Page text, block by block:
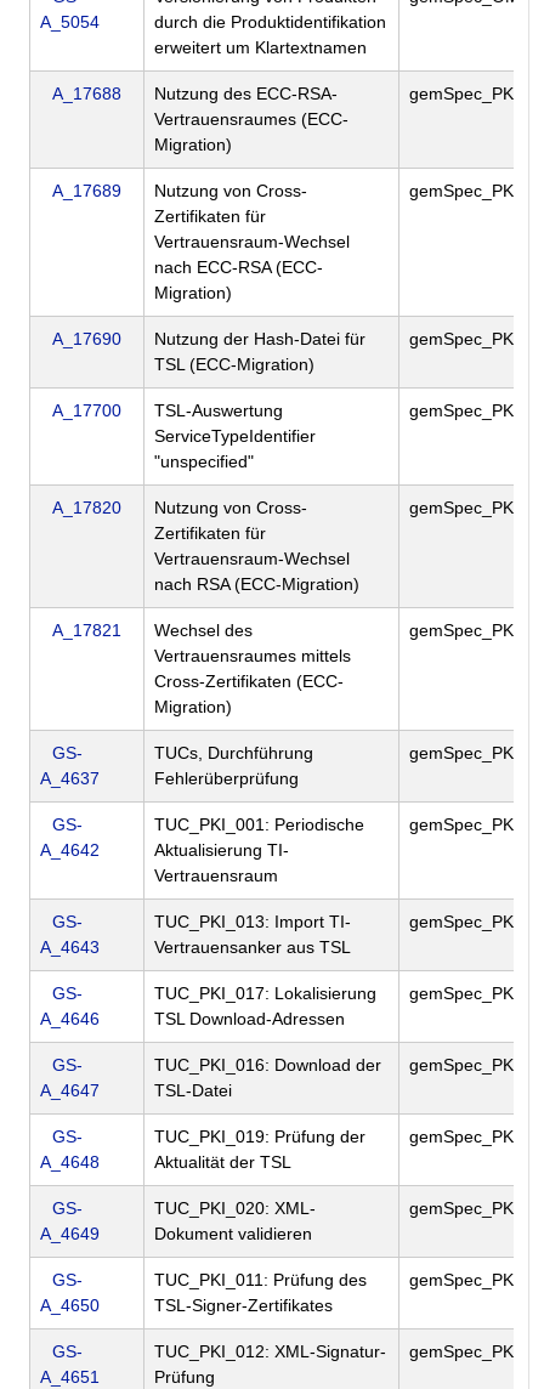
A_5054
durch die Produktidentifikation
erweitert um Klartextnamen
A_17688
Nutzung des ECC-RSA-
Vertrauensraumes (ECC-
Migration)
gemSpec_PKI
A_17689
Nutzung von Cross-
Zertifikaten für
Vertrauensraum-Wechsel
nach ECC-RSA (ECC-
Migration)
gemSpec_PKI
A_17690
Nutzung der Hash-Datei für
TSL (ECC-Migration)
gemSpec_PKI
A_17700
TSL-Auswertung
ServiceTypeIdentifier
"unspecified"
gemSpec_PKI
A_17820
Nutzung von Cross-
Zertifikaten für
Vertrauensraum-Wechsel
nach RSA (ECC-Migration)
gemSpec_PKI
A_17821
Wechsel des
Vertrauensraumes mittels
Cross-Zertifikaten (ECC-
Migration)
gemSpec_PKI
GS-
A_4637
TUCs, Durchführung
Fehlerüberprüfung
gemSpec_PKI
GS-
A_4642
TUC_PKI_001: Periodische
Aktualisierung TI-
Vertrauensraum
gemSpec_PKI
GS-
A_4643
TUC_PKI_013: Import TI-
Vertrauensanker aus TSL
gemSpec_PKI
GS-
A_4646
TUC_PKI_017: Lokalisierung
TSL Download-Adressen
gemSpec_PKI
GS-
A_4647
TUC_PKI_016: Download der
TSL-Datei
gemSpec_PKI
GS-
A_4648
TUC_PKI_019: Prüfung der
Aktualität der TSL
gemSpec_PKI
GS-
A_4649
TUC_PKI_020: XML-
Dokument validieren
gemSpec_PKI
GS-
A_4650
TUC_PKI_011: Prüfung des
TSL-Signer-Zertifikates
gemSpec_PKI
GS-
A_4651
TUC_PKI_012: XML-Signatur-
Prüfung
gemSpec_PKI